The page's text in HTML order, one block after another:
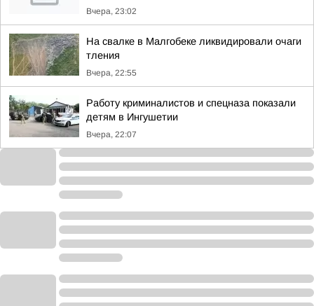
Вчера, 23:02
На свалке в Малгобеке ликвидировали очаги
тления
Вчера, 22:55
Работу криминалистов и спецназа показали
детям в Ингушетии
Вчера, 22:07